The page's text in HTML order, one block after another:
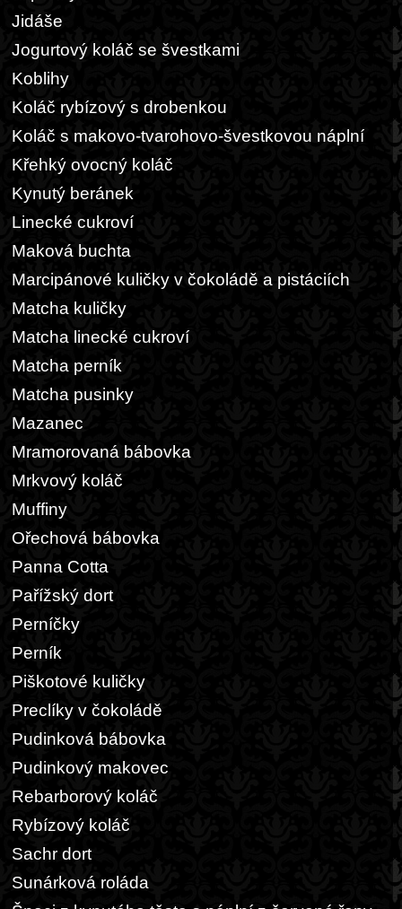
Jidáše
Jogurtový koláč se švestkami
Koblihy
Koláč rybízový s drobenkou
Koláč s makovo-tvarohovo-švestkovou náplní
Křehký ovocný koláč
Kynutý beránek
Linecké cukroví
Maková buchta
Marcipánové kuličky v čokoládě a pistáciích
Matcha kuličky
Matcha linecké cukroví
Matcha perník
Matcha pusinky
Mazanec
Mramorovaná bábovka
Mrkvový koláč
Muffiny
Ořechová bábovka
Panna Cotta
Pařížský dort
Perníčky
Perník
Piškotové kuličky
Preclíky v čokoládě
Pudinková bábovka
Pudinkový makovec
Rebarborový koláč
Rybízový koláč
Sachr dort
Sunárková roláda